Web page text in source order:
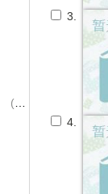
(219)
3.
4.